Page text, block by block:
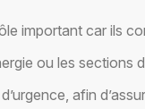
important car ils
ou les sections
afin